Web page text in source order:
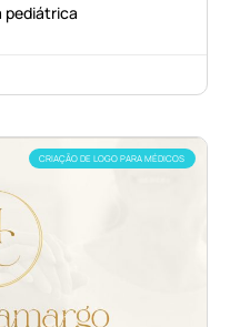
pediátrica
CRIAÇÃO DE LOGO PARA MÉDICOS